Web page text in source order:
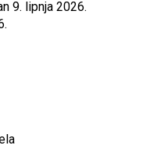
9. lipnja 2026.